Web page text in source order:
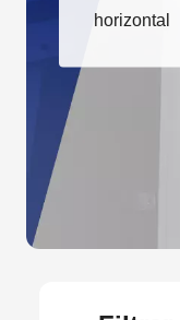
horizontal